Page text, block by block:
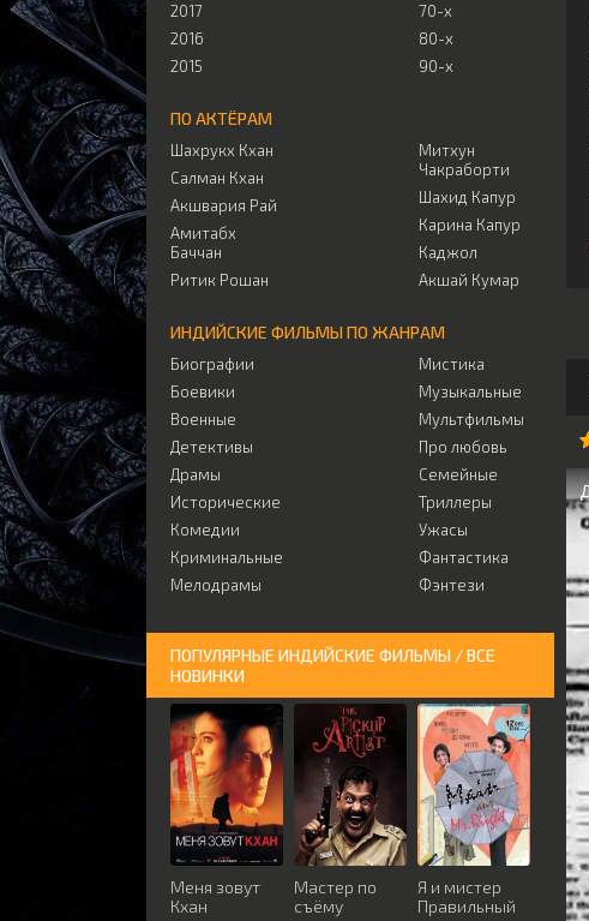
2017
2016
2015
70-х
80-х
90-х
ПО АКТЁРАМ
Шахрукх Кхан
Салман Кхан
Акшвария Рай
Амитабх
Баччан
Ритик Рошан
Митхун
Чакраборти
Шахид Капур
Карина Капур
Каджол
Акшай Кумар
ИНДИЙСКИЕ ФИЛЬМЫ ПО ЖАНРАМ
Биографии
Боевики
Военные
Детективы
Драмы
Исторические
Комедии
Криминальные
Мелодрамы
Мистика
Музыкальные
Мультфильмы
Про любовь
Семейные
Триллеры
Ужасы
Фантастика
Фэнтези
ПОПУЛЯРНЫЕ ИНДИЙСКИЕ ФИЛЬМЫ / ВСЕ
НОВИНКИ
Меня зовут
Кхан
Мастер по
съёму
Я и мистер
Правильный